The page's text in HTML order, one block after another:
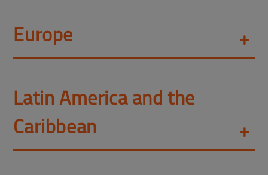
Europe
Latin America and the
Caribbean